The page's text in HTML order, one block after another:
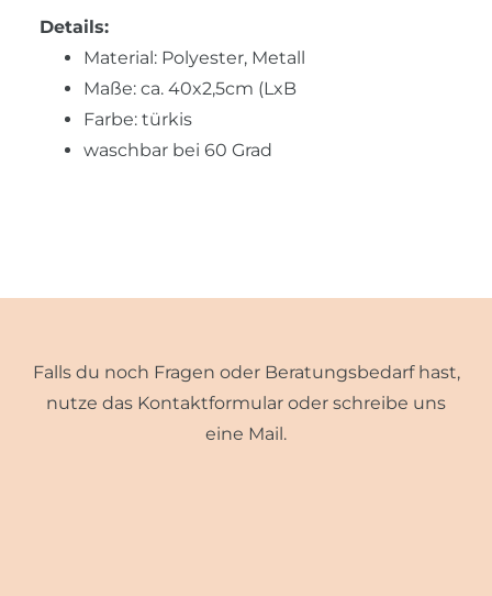
Details:
Material: Polyester, Metall
Maße: ca. 40x2,5cm (LxB
Farbe: türkis
waschbar bei 60 Grad
Falls du noch Fragen oder Beratungsbedarf hast,
nutze das Kontaktformular oder schreibe uns
eine Mail.